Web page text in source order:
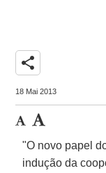
share
18 Mai 2013
"O novo papel
indução da